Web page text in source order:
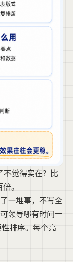
不觉得实在？比
。
一堆事，不写全
领导哪有时间一
排序。每个亮